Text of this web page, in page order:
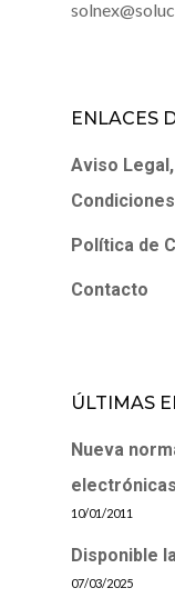
ENLACES
Aviso
Política de
Contacto
ÚLTIMAS
Nueva
10/01/2011
Disponible
07/03/2025